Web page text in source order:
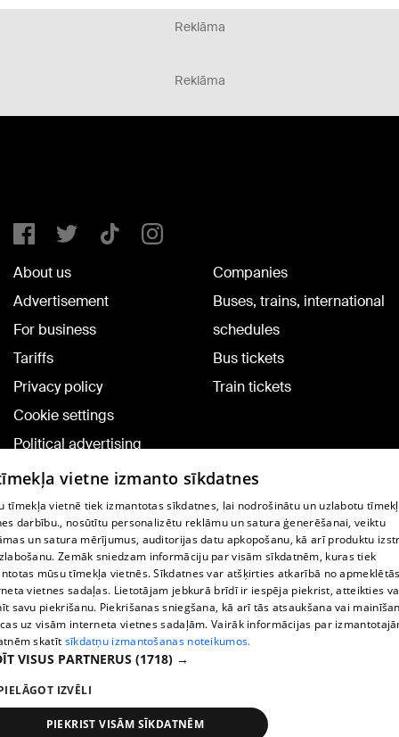
Reklāma
Reklāma
About us
Advertisement
For business
Tariffs
Privacy policy
Cookie settings
Political advertising
Cookie policy
Commenting terms
Companies
Buses, trains, international
schedules
Bus tickets
Train tickets
TV program
Contract rules
360 Ziņu kontakti
Helio Media
Vortal assistance service: e-mail -
All rights reserved.
vietne izmanto sīkdatnes
tīmekļa vietnē tiek izmantotas sīkdatnes, lai nodrošinātu un uzlabotu
darbību., nosūtītu personalizētu reklāmu un satura ģenerēšanai, veiktu
un satura mērījumus, auditorijas datu apkopošanu, kā arī produktu
Zemāk sniedzam informāciju par visām sīkdatnēm, kuras tiek
mūsu tīmekļa vietnēs. Sīkdatnes var atšķirties atkarībā no
vietnes sadaļas. Lietotājam jebkurā brīdī ir iespēja piekrist, atteikties
savu piekrišanu. Piekrišanas sniegšana, kā arī tās atsaukšana vai
uz visām interneta vietnes sadaļām. Vairāk informācijas par
skatīt sīkdatņu izmantošanas noteikumos.
VISUS PARTNERUS (1718) →
IZVĒLI
PIEKRIST VISĀM SĪKDATNĒM